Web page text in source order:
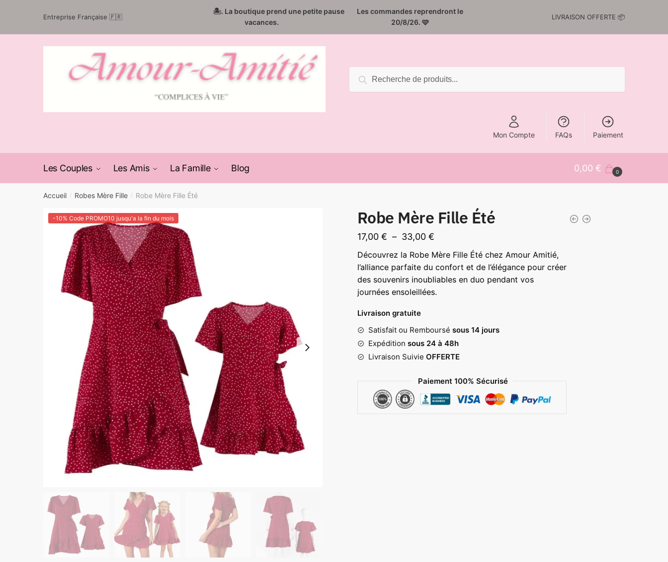
Entreprise Française 🇫🇷
🏝️. La boutique prend une petite pause
vacances.
Les commandes reprendront le
20/8/26. 🩷
LIVRAISON OFFERTE 📦
pour :
Recherche
Mon Compte FAQs Paiement
Les Couples Les Amis La Famille Blog 0,00 € 0
Accueil / Robes Mère Fille / Robe Mère Fille Été
-10% Code PROMO10 jusqu'a la fin du mois Robe Mère Fille Été
17,00 € – 33,00 €Plage
de
prix :
17,00 €
à
Découvrez la Robe Mère Fille Été chez Amour Amitié,
l’alliance parfaite du confort et de l’élégance pour créer
des souvenirs inoubliables en duo pendant vos
journées ensoleillées.
Livraison gratuite
Satisfait ou Remboursé sous 14 jours
Expédition sous 24 à 48h
Livraison Suivie OFFERTE
Paiement 100% Sécurisé